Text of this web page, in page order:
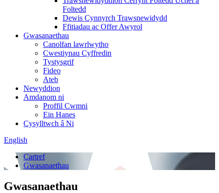
Foltedd
Dewis Cynnyrch Trawsnewidydd
Ffitiadau ac Offer Awyrol
Gwasanaethau
Canolfan lawrlwytho
Cwestiynau Cyffredin
Tystysgrif
Fideo
Ateb
Newyddion
Amdanom ni
Proffil Cwmni
Ein Hanes
Cysylltwch â Ni
English
Cartref
Gwasanaethau
Gwasanaethau